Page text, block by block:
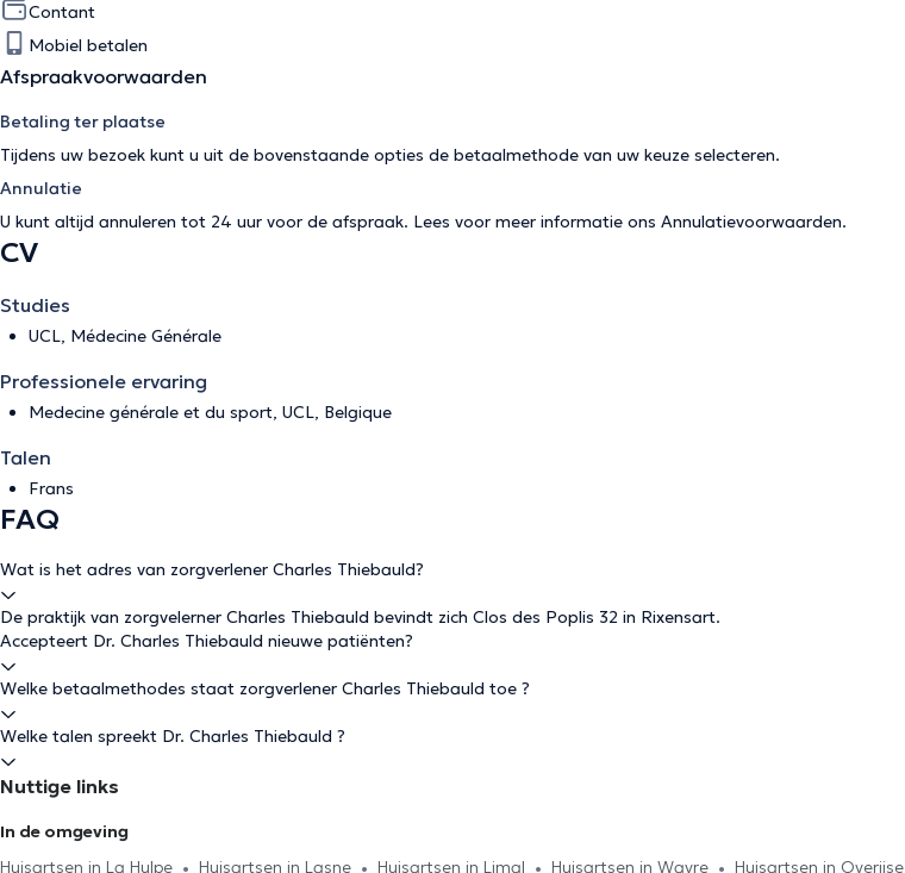
Contant
Mobiel betalen
Afspraakvoorwaarden
Betaling ter plaatse
Tijdens uw bezoek kunt u uit de bovenstaande opties de betaalmethode van uw keuze selecteren.
Annulatie
U kunt altijd annuleren tot 24 uur voor de afspraak. Lees voor meer informatie ons Annulatievoorwaarden.
CV
Studies
UCL, Médecine Générale
Professionele ervaring
Medecine générale et du sport, UCL, Belgique
Talen
Frans
FAQ
Wat is het adres van zorgverlener Charles Thiebauld?
De praktijk van zorgvelerner Charles Thiebauld bevindt zich Clos des Poplis 32 in Rixensart.
Accepteert Dr. Charles Thiebauld nieuwe patiënten?
Welke betaalmethodes staat zorgverlener Charles Thiebauld toe ?
Welke talen spreekt Dr. Charles Thiebauld ?
Nuttige links
In de omgeving
Huisartsen in La Hulpe
Huisartsen in Lasne Huisartsen in Limal Huisartsen in Wavre Huisartsen in Overijse